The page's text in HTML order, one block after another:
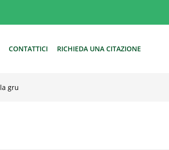
CONTATTICI RICHIEDA UNA CITAZIONE
gru